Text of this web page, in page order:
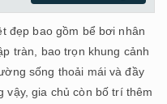
đẹp bao gồm bể bơi nhân
tràn, bao trọn khung cảnh
sống thoải mái và đầy
vậy, gia chủ còn bố trí thêm